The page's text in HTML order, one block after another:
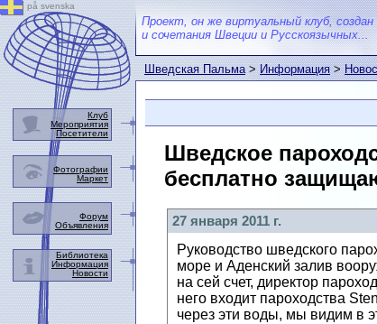
Проект, он же виртуальный клуб, создан
и сочетания Швеции и Русскоязычных...
Шведская Пальма>Информация>
Шведское
бесплатно
27 января 2011 г.
Руководство шведского
море и Аденский залив
на сей счет, директор
него входит пароходства
через эти воды, мы видим в
på svenska
Клуб
Мероприятия
Посетители
Фотографии
Маркет
Форум
Объявления
Библиотека
Информация
Новости